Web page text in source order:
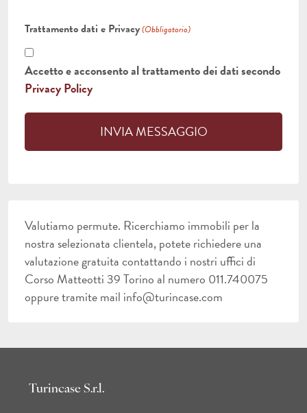
Trattamento dati e Privacy(Obbligatorio)
Accetto e acconsento al trattamento dei dati secondo
Privacy Policy
Valutiamo permute. Ricerchiamo immobili per la
nostra selezionata clientela, potete richiedere una
valutazione gratuita contattando i nostri uffici di
Corso Matteotti 39 Torino al numero 011.740075
oppure tramite mail info@turincase.com
Turincase S.r.l.